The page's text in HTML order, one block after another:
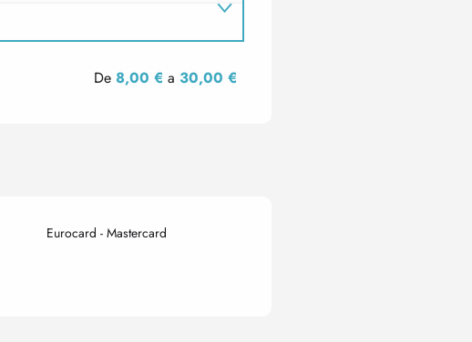
De 8,00 € a 30,00 €
Eurocard - Mastercard